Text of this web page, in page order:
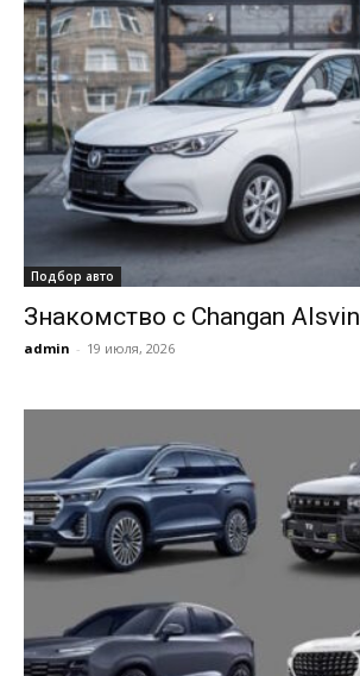
Подбор авто
Знакомство с Changan Alsvin
admin - 19 июля, 2026